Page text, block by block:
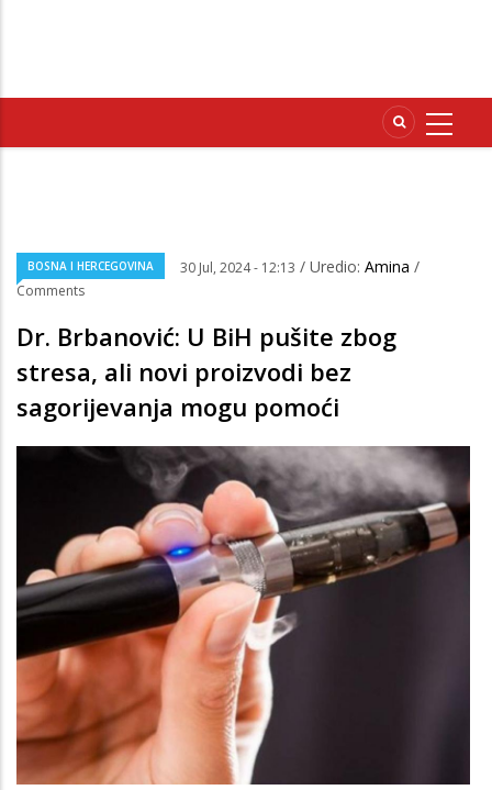
BOSNA I HERCEGOVINA 30 Jul, 2024 - 12:13 / Uredio: Amina /
Comments
Dr. Brbanović: U BiH pušite zbog
stresa, ali novi proizvodi bez
sagorijevanja mogu pomoći